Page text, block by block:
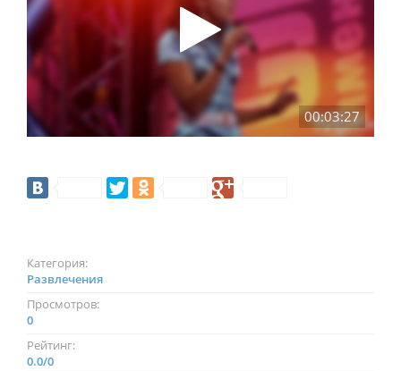
00:03:27
Категория:
Развлечения
Просмотров:
0
Рейтинг:
0.0/0